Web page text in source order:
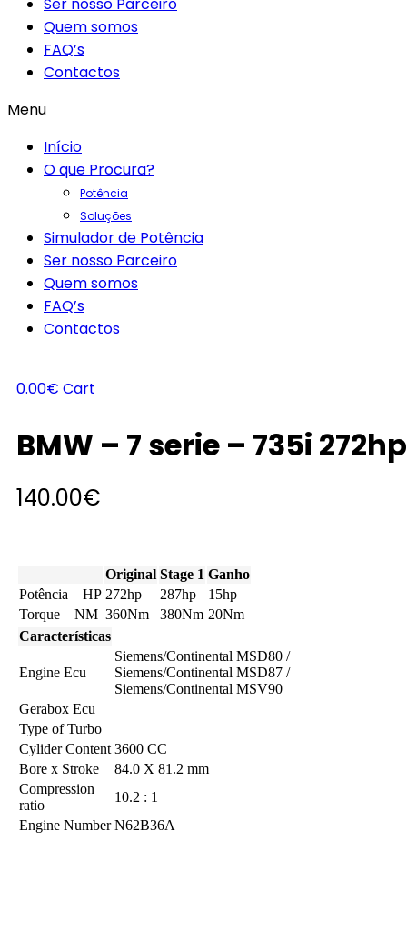
Quem somos
FAQ’s
Contactos
Menu
Início
O que Procura?
Potência
Soluções
Simulador de Potência
Ser nosso Parceiro
Quem somos
FAQ’s
Contactos
0.00€ Cart
BMW – 7 serie – 735i 272hp
140.00€
Original Stage 1 Ganho
Potência – HP 272hp 287hp
15hp
Torque – NM 360Nm 380Nm 20Nm
Características
Engine Ecu
Siemens/Continental MSD80 /
Siemens/Continental MSD87 /
Siemens/Continental MSV90
Gerabox Ecu
Type of Turbo
Cylider Content 3600 CC
Bore x Stroke
84.0 X 81.2 mm
Compression
ratio
10.2 : 1
Engine Number N62B36A